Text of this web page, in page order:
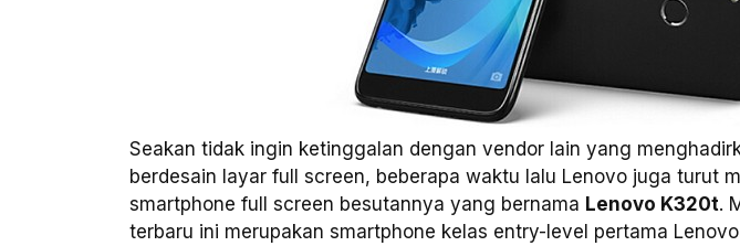
Seakan tidak ingin ketinggalan dengan vendor lain yang
berdesain layar full screen, beberapa waktu lalu Lenovo juga turut
smartphone full screen besutannya yang bernama Lenovo K320t.
terbaru ini merupakan smartphone kelas entry-level pertama